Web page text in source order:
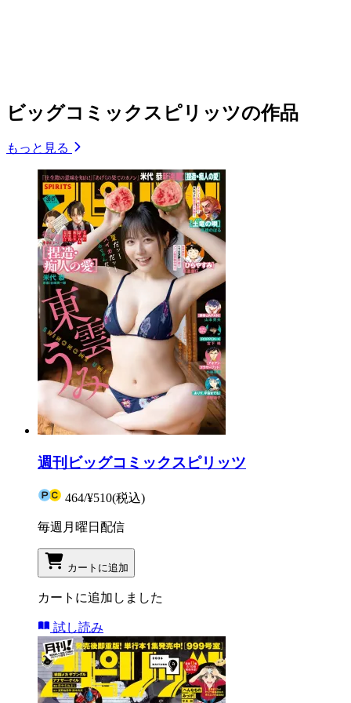
ビッグコミックスピリッツの作品
もっと見る
週刊ビッグコミックスピリッツ
464/¥510(税込)
毎週月曜日配信
カートに追加
カートに追加しました
試し読み